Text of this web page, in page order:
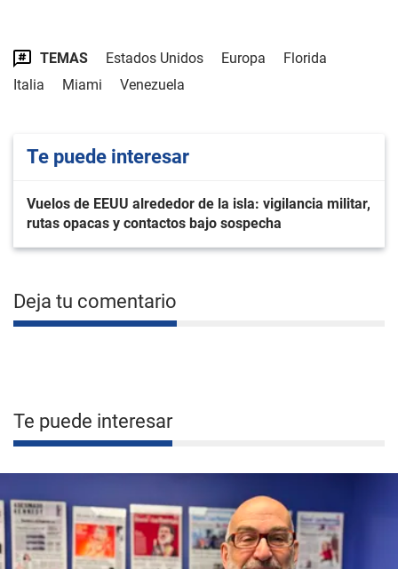
TEMAS Estados Unidos Europa
Florida
Italia
Miami Venezuela
Te puede interesar
Vuelos de EEUU alrededor de la isla: vigilancia militar,
rutas opacas y contactos bajo sospecha
Deja tu comentario
Te puede interesar